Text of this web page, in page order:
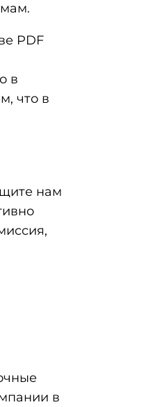
PDF
в
что в
нам
в